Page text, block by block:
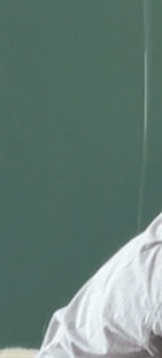
Wild &
Gastspiele
Extras
Available for